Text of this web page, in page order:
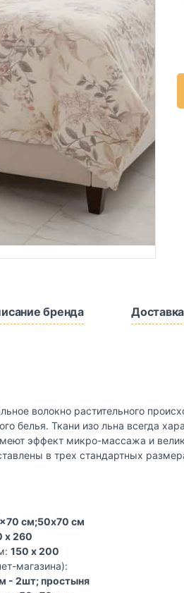
бренда
волокно растительного
белья. Ткани изо льна всегда
эффект микро-массажа и
в трех стандартных
см;50x70 см
x 260
150 x 200
магазина):
- 2шт; простыня